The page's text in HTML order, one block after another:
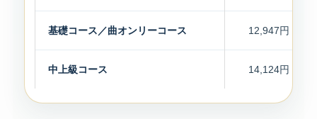
基礎コース／曲オンリーコース 12,947円
中上級コース 14,124円